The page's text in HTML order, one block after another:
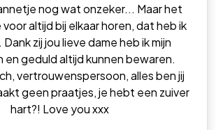
nog wat onzeker... Maar het
altijd bij elkaar horen, dat heb ik
zij jou lieve dame heb ik mijn
en geduld altijd kunnen bewaren.
vertrouwenspersoon, alles ben jij
geen praatjes, je hebt een zuiver
hart?! Love you xxx